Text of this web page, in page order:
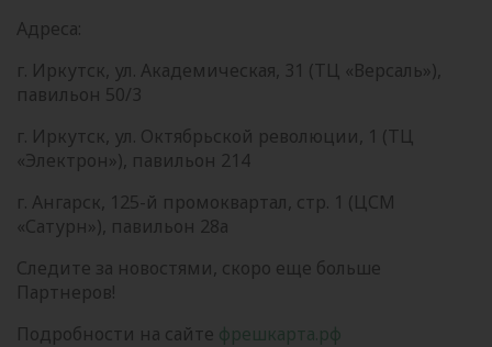
Адреса:
г. Иркутск, ул. Академическая, 31 (ТЦ «Версаль»),
павильон 50/3
г. Иркутск, ул. Октябрьской революции, 1 (ТЦ
«Электрон»), павильон 214
г. Ангарск, 125-й промоквартал, стр. 1 (ЦСМ
«Сатурн»), павильон 28а
Следите за новостями, скоро еще больше
Партнеров!
Подробности на сайте фрешкарта.рф